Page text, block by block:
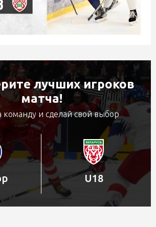
лучших игроков
матча!
и сделай свой выбор
U18